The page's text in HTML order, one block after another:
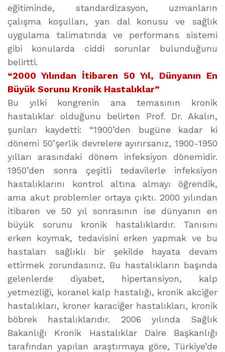
eğitiminde, standardizasyon, uzmanların
çalışma koşulları, yan dal konusu ve sağlık
uygulama talimatında ve performans sistemi
gibi konularda ciddi sorunlar bulunduğunu
belirtti.
“2000 Yılından İtibaren 50 Yıl, Dünyanın En
Büyük Sorunu Kronik Hastalıklar”
Bu yılki kongrenin ana temasının kronik
hastalıklar olduğunu belirten Prof. Dr. Akalın,
şunları kaydetti: “1900’den bugüne kadar ki
dönemi 50’şerlik devrelere ayırırsanız, 1900-1950
yılları arasındaki dönem infeksiyon dönemidir.
1950’den sonra çeşitli tedavilerle infeksiyon
hastalıklarını kontrol altına almayı öğrendik,
ama akut problemler ortaya çıktı. 2000 yılından
itibaren ve 50 yıl sonrasının ise dünyanın en
büyük sorunu kronik hastalıklardır. Tanısını
erken koymak, tedavisini erken yapmak ve bu
hastaları sağlıklı bir şekilde hayata devam
ettirmek zorundasınız. Bu hastalıkların başında
gelenlerde diyabet, hipertansiyon, kalp
yetmezliği, koranel kalp hastalığı, kronik akciğer
hastalıkları, kroner karaciğer hastalıkları, kronik
böbrek hastalıklarıdır. 2006 yılında Sağlık
Bakanlığı Kronik Hastalıklar Daire Başkanlığı
tarafından yapılan araştırmaya göre, Türkiye’de